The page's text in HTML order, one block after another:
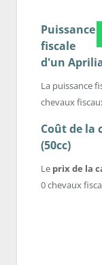
Puissance
fiscale
d'un
La puissance
chevaux
Coût de la
(50cc)
Le prix de la
0 chevaux